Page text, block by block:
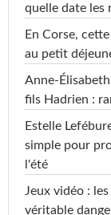
quelle date les
En Corse,
au petit
Anne-
fils Hadrien :
Estelle
simple pour
l'été
Jeux vidéo :
véritable